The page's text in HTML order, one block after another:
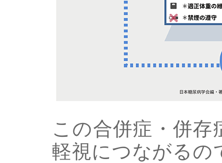
この合併症・併存
軽視につながるの